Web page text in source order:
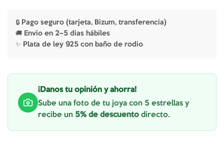
🔒 Pago seguro (tarjeta, Bizum, transferencia)
🚚 Envío en 2–5 días hábiles
✨ Plata de ley 925 con baño de rodio
¡Danos tu opinión y ahorra!
Sube una foto de tu joya con 5 estrellas y
recibe un 5% de descuento directo.